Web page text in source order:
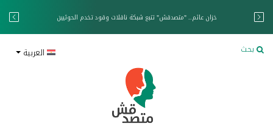
خزان عائم.. "متصدقش" تتبع شبكة ناقلات وقود تخدم الحوثيين
بحث العربية